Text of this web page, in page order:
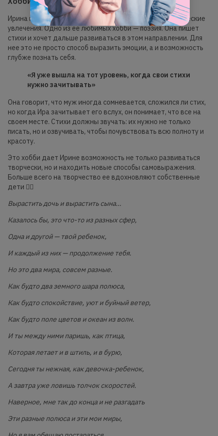
Ирина не только преподает soft skills, но и имеет творческие
увлечения. Одно из ее любимых хобби — поэзия. Она пишет
стихи и хочет дальше развиваться в этом направлении. Для
нее это не просто способ выразить эмоции, а и возможность
глубже познать себя.
«Я уже вышла на тот уровень, когда свои стихи
нужно зачитывать»
Она говорит, что муж иногда сомневается, сложился ли стих,
но когда Ира зачитывает его вслух, он понимает, что все на
своем месте. Стихи должны звучать: их нужно не только
писать, но и озвучивать, чтобы почувствовать всю полноту и
красоту.
Это хобби дает Ирине возможность не только развиваться
творчески, но и находить новые способы самовыражения.
Больше всего на творчество ее вдохновляют собственные
дети 👇🏻
Вырастить дочь и вырастить сына…
Казалось бы, это что-то из разных сфер,
Одна и другой — твой ребенок,
И каждый из них — продолжение тебя.
Но это два мира, совсем разные.
Как будто два земного шара полюса,
Как будто спокойствие, уют и буйный ветер,
Как будто поле цветов и океан из волн.
И ты между ними паришь, как птица,
Которая летает и в штиль, и в бурю,
Сегодня ты нежная, как девочка-ребенок,
А завтра уже ловишь толчок скоростей.
Наверное, мне так до конца и не разгадать
Эти разные полюса и эти мои миры,